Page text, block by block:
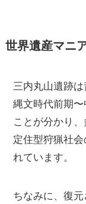
世界遺産マニ
三内丸山遺跡は
縄文時代前期
ことが分かり
定住型狩猟社
れています。
ちなみに、復